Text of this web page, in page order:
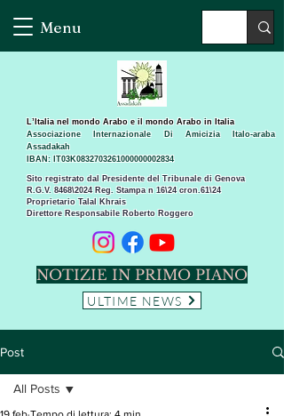
Menu
Sito registrato dal Presidente del Tribunale di Genova
R.G.V. 8468\2024 Reg. Stampa n 16\24 cron.61\24 ​
Proprietario Talal Khrais
Direttore Responsabile Roberto Roggero
L’Italia nel mondo Arabo e il mondo Arabo in Italia
Associazione Internazionale Di Amicizia Italo-araba
Assadakah
IBAN: IT03K0832703261000000002834
NOTIZIE IN PRIMO PIANO
ULTIME NEWS
Post
All Posts